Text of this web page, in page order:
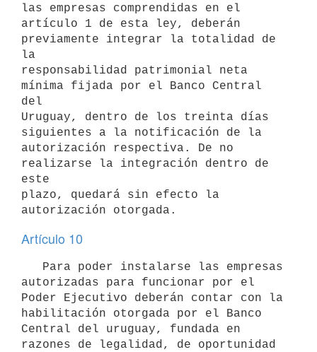
las empresas comprendidas en el
artículo 1 de esta ley, deberán
previamente integrar la totalidad de
la
responsabilidad patrimonial neta
mínima fijada por el Banco Central
del
Uruguay, dentro de los treinta días
siguientes a la notificación de la
autorización respectiva. De no
realizarse la integración dentro de
este
plazo, quedará sin efecto la
Artículo 10
autorizadas para funcionar por el
Poder Ejecutivo deberán contar con la
habilitación otorgada por el Banco
Central del uruguay, fundada en
razones de legalidad, de oportunidad